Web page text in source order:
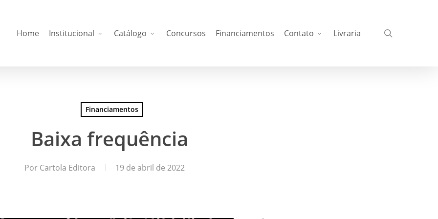
Home Institucional Catálogo Concursos Financiamentos Contato Livraria
Financiamentos
Baixa frequência
Por Cartola Editora 19 de abril de 2022